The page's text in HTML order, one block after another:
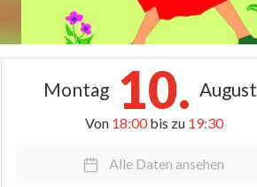
Montag 10. August
Von 18:00bis zu 19:30
Alle Daten ansehen